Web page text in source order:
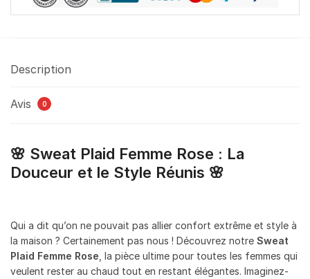
Description
Avis 0
🌸 Sweat Plaid Femme Rose : La
Douceur et le Style Réunis 🌸
Qui a dit qu’on ne pouvait pas allier confort extrême et style à
la maison ? Certainement pas nous ! Découvrez notre Sweat
Plaid Femme Rose , la pièce ultime pour toutes les femmes qui
veulent rester au chaud tout en restant élégantes. Imaginez-